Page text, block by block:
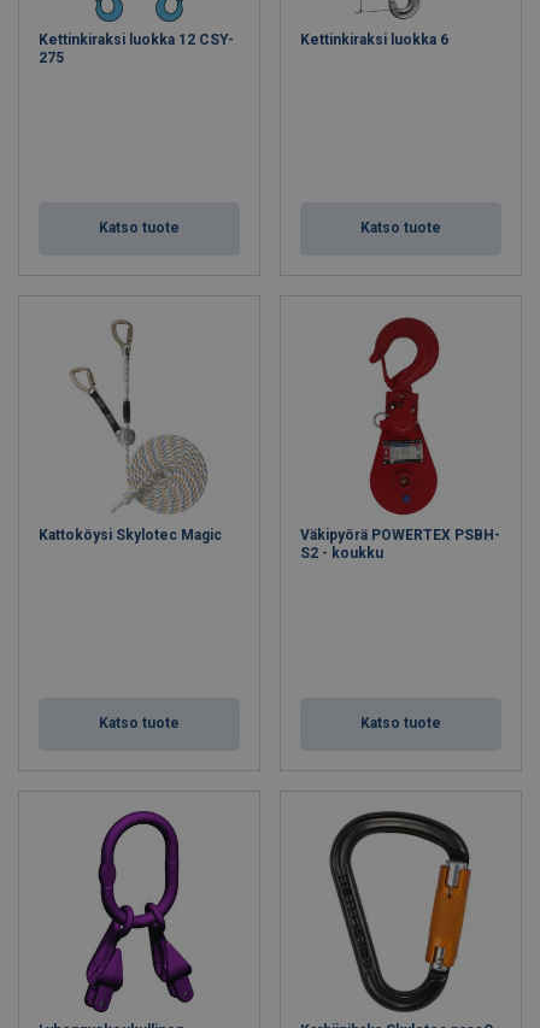
Kettinkiraksi luokka 12 CSY-
275
Katso tuote
Kettinkiraksi luokka 6
Katso tuote
Kattoköysi Skylotec Magic
Katso tuote
Väkipyörä POWERTEX PSBH-
S2 - koukku
Katso tuote